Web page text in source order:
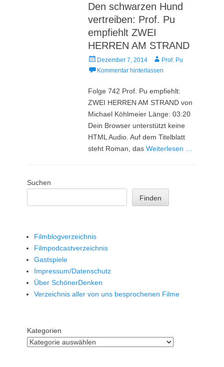
Den schwarzen Hund
vertreiben: Prof. Pu
empfiehlt ZWEI
HERREN AM STRAND
Veröffentlicht
am
Dezember 7, 2014 AutorProf. Pu
Kommentar hinterlassen
Folge 742 Prof. Pu empfiehlt:
ZWEI HERREN AM STRAND von
Michael Köhlmeier Länge: 03:20
Dein Browser unterstützt keine
HTML Audio. Auf dem Titelblatt
steht Roman, dasWeiterlesen …
Suchen
Finden
Filmblogverzeichnis
Filmpodcastverzeichnis
Gastspiele
Impressum/Datenschutz
Über SchönerDenken
Verzeichnis aller von uns besprochenen Filme
Kategorien